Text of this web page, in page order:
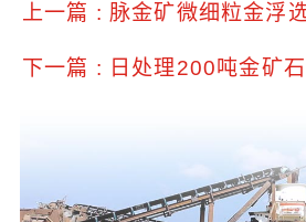
上一篇 : 脉金矿微细粒金浮
下一篇 : 日处理200吨金矿